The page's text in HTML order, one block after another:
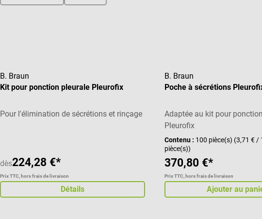
B. Braun
Kit pour ponction pleurale Pleurofix
Pour l'élimination de sécrétions et rinçage
dès224,28 €*
Prix TTC, hors frais de livraison
Détails
B. Braun
Poche à sécrétions
Adaptée au kit pour
Pleurofix
Contenu : 100 pièce(s) (3,71 € /
pièce(s))
370,80 €*
Prix TTC, hors frais de livraison
Ajouter au